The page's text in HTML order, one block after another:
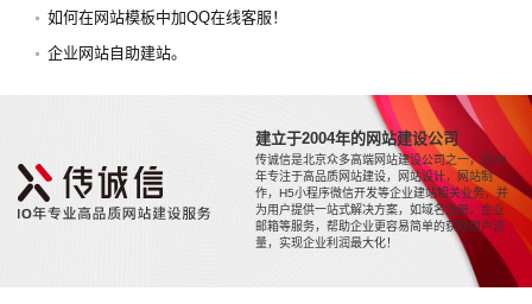
如何在网站模板中加QQ在线客服！
企业网站自助建站。
建立于2004年的网站建设公司
传诚信是北京众多高端网站建设公司之一，近20
年专注于高品质网站建设，网站设计，网站制
作，H5小程序微信开发等企业建站相关业务，并
为用户提供一站式解决方案，如域名注册，企业
邮箱等服务，帮助企业更容易简单的获取用户流
量，实现企业利润最大化！